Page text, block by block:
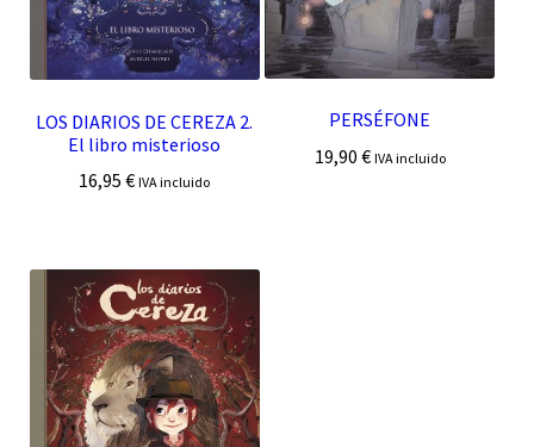
LOS DIARIOS DE CEREZA 2.
El libro misterioso
16,95€ IVA incluido
PERSÉFONE
19,90 € IVA incluido